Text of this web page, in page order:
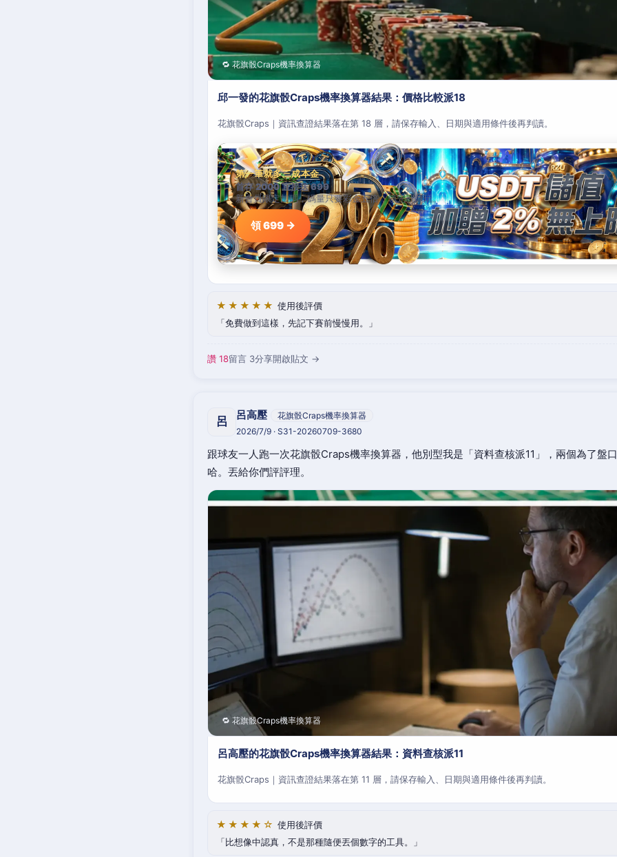
🔁 花旗骰Craps機率換算器
邱一發的花旗骰Craps機率換算器結果：價格比較派18
花旗骰Craps｜資訊查證結果落在第 18 層，請保存輸入、日期與適用條件後再判讀。
第一筆就多三成本金
首存 2000 直接送 699
新會員限定加碼，碼量只要彩金五倍，領完就能玩。
領 699 →
★★★★★ 使用後評價
免費做到這樣，先記下賽前慢慢用。
讚 18留言 3分享開啟貼文 →
呂 呂高壓
花旗骰Craps機率換算器
2026/7/9 · S31-20260709-3680
跟球友一人跑一次花旗骰Craps機率換算器，他別型我是「資料查核派11」，兩個為了盤
哈。丟給你們評評理。
🔁 花旗骰Craps機率換算器
呂高壓的花旗骰Craps機率換算器結果：資料查核派11
花旗骰Craps｜資訊查證結果落在第 11 層，請保存輸入、日期與適用條件後再判讀。
★★★★☆ 使用後評價
比想像中認真，不是那種隨便丟個數字的工具。